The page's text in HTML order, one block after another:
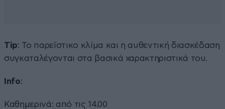
Tip: Το παρεΐστικο κλίμα και η αυθεντική διασκέδαση
συγκαταλέγονται στα βασικά χαρακτηριστικά του.
Info:
Καθημερινά: από τις 14.00